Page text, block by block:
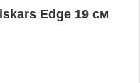
Edge 19 см